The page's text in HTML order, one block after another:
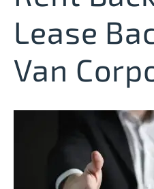
Lease
Van